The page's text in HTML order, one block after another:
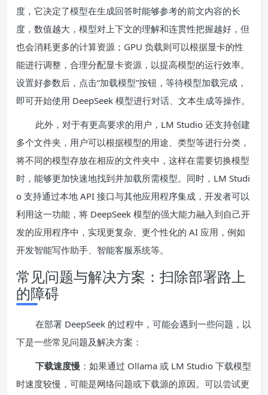
度，它决定了模型在生成回答时能够参考的前文内容的长
度，数值越大，模型对上下文的理解和连贯性把握越好，但
也会消耗更多的计算资源；GPU 负载则可以根据显卡的性
能进行调整，合理分配显卡资源，以提高模型的运行效率。
设置好参数后，点击“加载模型”按钮，等待模型加载完成，
即可开始使用 DeepSeek 模型进行对话、文本生成等操作。
此外，对于有更高要求的用户，LM Studio 还支持创建
多个文件夹，用户可以根据模型的用途、类型等进行分类，
将不同的模型存放在相应的文件夹中，这样在需要切换模型
时，能够更加快速地找到并加载所需模型。同时，LM Studi
o 支持通过本地 API 接口与其他应用程序集成，开发者可以
利用这一功能，将 DeepSeek 模型的强大能力融入到自己开
发的应用程序中，实现更复杂、更个性化的 AI 应用，例如
开发智能写作助手、智能客服系统等。
常见问题与解决方案：扫除部署路上
的障碍
在部署 DeepSeek 的过程中，可能会遇到一些问题，以
下是一些常见问题及解决方案：
下载速度慢 ：如果通过 Ollama 或 LM Studio 下载模型
时速度较慢，可能是网络问题或下载源的原因。可以尝试更